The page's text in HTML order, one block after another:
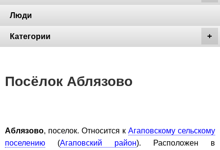
Люди
Категории
Посёлок Аблязово
Аблязово, поселок. Относится к Агаповскому сельскому
поселению (Агаповский район). Расположен в